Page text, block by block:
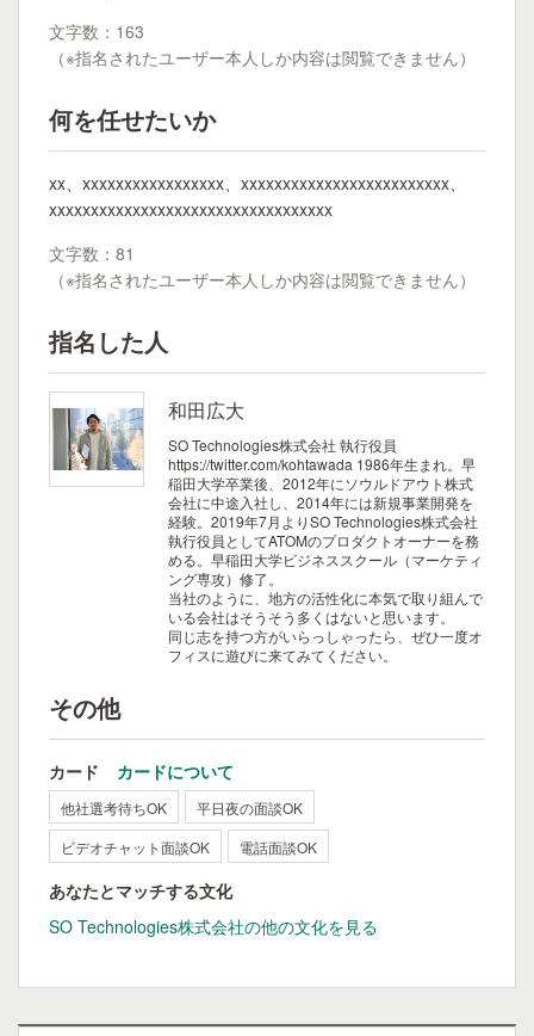
文字数：163
（※指名されたユーザー本人しか内容は閲覧できません）
何を任せたいか
xx、xxxxxxxxxxxxxxxxx、xxxxxxxxxxxxxxxxxxxxxxxxx、
xxxxxxxxxxxxxxxxxxxxxxxxxxxxxxxxxx
文字数：81
（※指名されたユーザー本人しか内容は閲覧できません）
指名した人
和田広大
SO Technologies株式会社 執行役員
https://twitter.com/kohtawada 1986年生まれ。早
稲田大学卒業後、2012年にソウルドアウト株式
会社に中途入社し、2014年には新規事業開発を
経験。2019年7月よりSO Technologies株式会社
執行役員としてATOMのプロダクトオーナーを務
める。早稲田大学ビジネススクール（マーケティ
ング専攻）修了。
当社のように、地方の活性化に本気で取り組んで
いる会社はそうそう多くはないと思います。
同じ志を持つ方がいらっしゃったら、ぜひ一度オ
フィスに遊びに来てみてください。
その他
カード カードについて
他社選考待ちOK
平日夜の面談OK
ビデオチャット面談OK
電話面談OK
あなたとマッチする文化
SO Technologies株式会社の他の文化を見る